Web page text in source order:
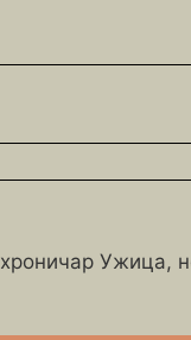
Ужица,